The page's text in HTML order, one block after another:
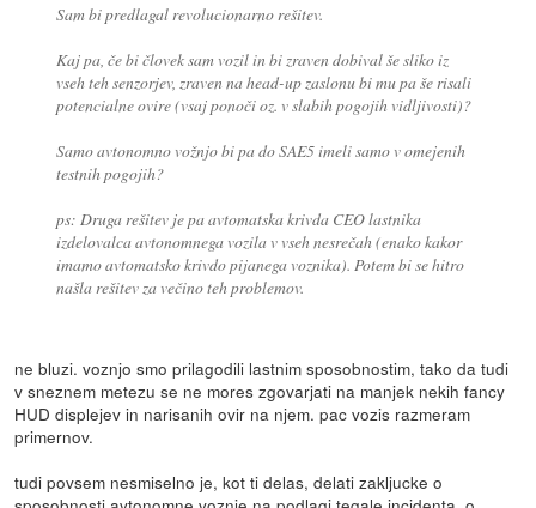
Sam bi predlagal revolucionarno rešitev.
Kaj pa, če bi človek sam vozil in bi zraven dobival še sliko iz
vseh teh senzorjev, zraven na head-up zaslonu bi mu pa še risali
potencialne ovire (vsaj ponoči oz. v slabih pogojih vidljivosti)?
Samo avtonomno vožnjo bi pa do SAE5 imeli samo v omejenih
testnih pogojih?
ps: Druga rešitev je pa avtomatska krivda CEO lastnika
izdelovalca avtonomnega vozila v vseh nesrečah (enako kakor
imamo avtomatsko krivdo pijanega voznika). Potem bi se hitro
našla rešitev za večino teh problemov.
ne bluzi. voznjo smo prilagodili lastnim sposobnostim, tako da tudi
v sneznem metezu se ne mores zgovarjati na manjek nekih fancy
HUD displejev in narisanih ovir na njem. pac vozis razmeram
primernov.
tudi povsem nesmiselno je, kot ti delas, delati zakljucke o